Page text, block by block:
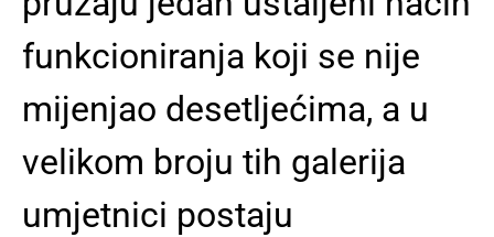
funkcioniranja koji se nije
mijenjao desetljećima, a u
velikom broju tih galerija
umjetnici postaju